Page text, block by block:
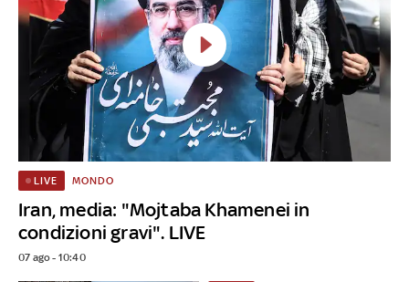
Iran, media: "Mojtaba Khamenei in
condizioni gravi". LIVE
LIVE MONDO
07 ago - 10:40